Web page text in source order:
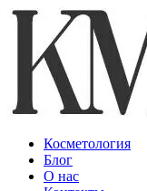
Косметология
Блог
О нас